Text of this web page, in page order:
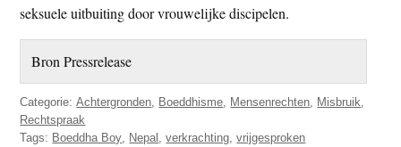
seksuele uitbuiting door vrouwelijke discipelen.
Bron Pressrelease
Categorie:Achtergronden, Boeddhisme, Mensenrechten, Misbruik,
Rechtspraak
Tags: Boeddha Boy, Nepal ,verkrachting,vrijgesproken